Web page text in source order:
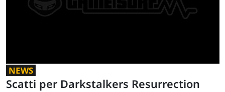
NEWS
Scatti per Darkstalkers Resurrection